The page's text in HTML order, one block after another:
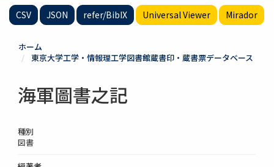
CSV JSON refer/BibIX Universal Viewer Mirador
ホーム
東京大学工学・情報理工学図書館蔵書印・蔵書票データベース
海軍圖書之記
種別
図書